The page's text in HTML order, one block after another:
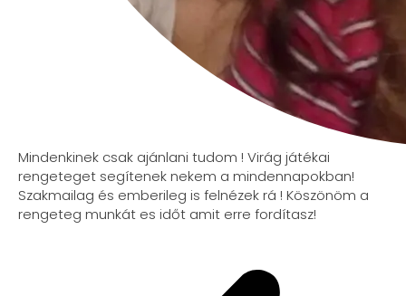
Mindenkinek csak ajánlani tudom ! Virág játékai
rengeteget segítenek nekem a mindennapokban!
Szakmailag és emberileg is felnézek rá ! Köszönöm a
rengeteg munkát es időt amit erre fordítasz!